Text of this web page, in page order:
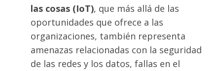
las cosas (IoT), que más allá de las
oportunidades que ofrece a las
organizaciones, también representa
amenazas relacionadas con la seguridad
de las redes y los datos, fallas en el